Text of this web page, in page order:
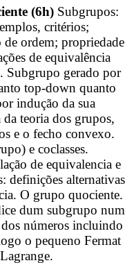
(6h) Subgrupos:
critérios;
de ordem;
de equivalência
Subgrupo gerado por
top-down quanto
indução da sua
teoria dos grupos,
e o fecho convexo.
e coclasses.
de equivalencia e
definições
O grupo
dum subgrupo num
números incluindo
o pequeno Fermat